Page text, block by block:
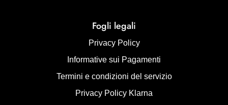
Fogli legali
Privacy Policy
Informative sui Pagamenti
Termini e condizioni del servizio
Privacy Policy Klarna